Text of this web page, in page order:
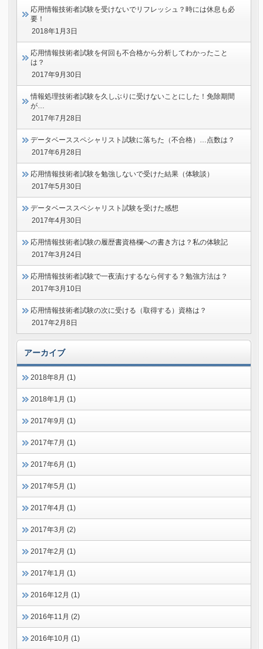
応用情報技術者試験を受けないでリフレッシュ？時には休息も必
要！
2018年1月3日
応用情報技術者試験を何回も不合格から分析してわかったこと
は？
2017年9月30日
情報処理技術者試験を久しぶりに受けないことにした！免除期間
が…
2017年7月28日
データベーススペシャリスト試験に落ちた（不合格）…点数は？
2017年6月28日
応用情報技術者試験を勉強しないで受けた結果（体験談）
2017年5月30日
データベーススペシャリスト試験を受けた感想
2017年4月30日
応用情報技術者試験の履歴書資格欄への書き方は？私の体験記
2017年3月24日
応用情報技術者試験で一夜漬けするなら何する？勉強方法は？
2017年3月10日
応用情報技術者試験の次に受ける（取得する）資格は？
2017年2月8日
アーカイブ
2018年8月 (1)
2018年1月 (1)
2017年9月 (1)
2017年7月 (1)
2017年6月 (1)
2017年5月 (1)
2017年4月 (1)
2017年3月 (2)
2017年2月 (1)
2017年1月 (1)
2016年12月 (1)
2016年11月 (2)
2016年10月 (1)